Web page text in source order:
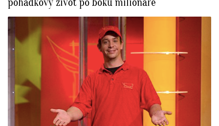
pohádkový život po boku milionáře